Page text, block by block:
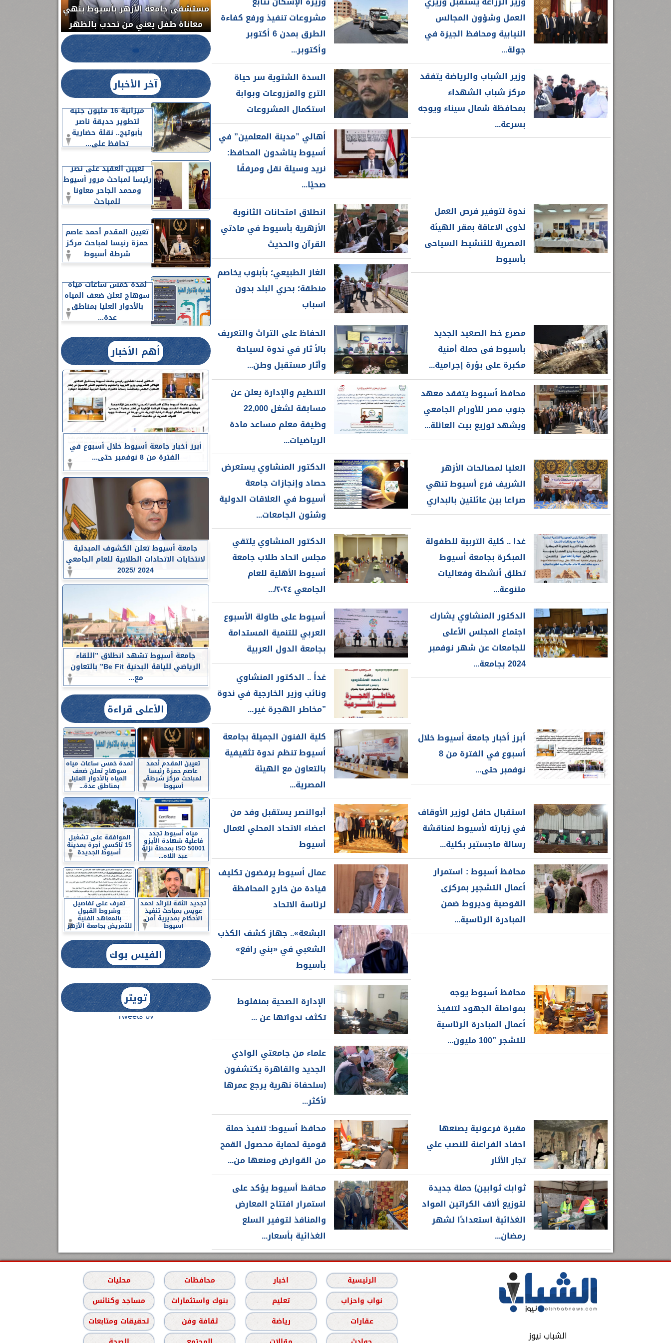
العمل وشؤون المجالس
النيابية ومحافظ الجيزة في
جولة...
مشروعات تنفيذ ورفع كفاءة
الطرق بمدن 6 أكتوبر
وأكتوبر...
وزير الشباب والرياضة يتفقد
مركز شباب الشهداء
بمحافظة شمال سيناء ويوجه
بسرعة...
السدة الشتوية سر حياة
الترع والمزروعات وبوابة
استكمال المشروعات
أهالي ”مدينة المعلمين” في
أسيوط يناشدون المحافظ:
نريد وسيلة نقل ومرفقًا
صحيًا...
ندوة لتوفير فرص العمل
لذوى الاعاقة بمقر الهيئة
المصرية للتنشيط السياحى
بأسيوط
انطلاق امتحانات الثانوية
الأزهرية بأسيوط في مادتي
القرآن والحديث
الغاز الطبيعي؛ بأبنوب يخاصم
منطقة؛ بحري البلد بدون
اسباب
مصرع خط الصعيد الجديد
بأسيوط فى حملة أمنية
مكبرة على بؤرة إجرامية...
الحفاظ على التراث والتعريف
بالأ ثار في ندوة لسياحة
وأثار مستقبل وطن...
محافظ أسيوط يتفقد معهد
جنوب مصر للأورام الجامعي
ويشهد توزيع بيت العائلة...
التنظيم والإدارة يعلن عن
مسابقة لشغل 22,000
وظيفة معلم مساعد مادة
الرياضيات...
العليا لمصالحات الأزهر
الشريف فرع أسيوط تنهي
صراعا بين عائلتين بالبداري
الدكتور المنشاوي يستعرض
حصاد وإنجازات جامعة
أسيوط في العلاقات الدولية
وشئون الجامعات...
غدا .. كلية التربية للطفولة
المبكرة بجامعة أسيوط
تطلق أنشطة وفعاليات
متنوعة...
الدكتور المنشاوي يلتقي
مجلس اتحاد طلاب جامعة
أسيوط الأهلية للعام
الجامعي ٢٠٢٤/...
الدكتور المنشاوي يشارك
اجتماع المجلس الأعلى
للجامعات عن شهر نوفمبر
2024 بجامعة...
أسيوط على طاولة الأسبوع
العربي للتنمية المستدامة
بجامعة الدول العربية
غداً .. الدكتور المنشاوي
ونائب وزير الخارجية في ندوة
”مخاطر الهجرة غير...
أبرز أخبار جامعة أسيوط خلال
أسبوع في الفترة من 8
نوفمبر حتى...
كلية الفنون الجميلة بجامعة
أسيوط تنظم ندوة تثقيفية
بالتعاون مع الهيئة
المصرية...
استقبال حافل لوزير الأوقاف
في زيارته لأسيوط لمناقشة
رسالة ماجستير بكلية...
أبوالنصر يستقبل وفد من
اعضاء الاتحاد المحلي لعمال
أسيوط
محافظ أسيوط : استمرار
أعمال التشجير بمركزى
القوصية وديروط ضمن
المبادرة الرئاسية...
عمال أسيوط يرفضون تكليف
قيادة من خارج المحافظة
لرئاسة الاتحاد
البشعة».. جهاز كشف الكذب
الشعبي في «بني رافع»
بأسيوط
محافظ أسيوط يوجه
بمواصلة الجهود لتنفيذ
أعمال المبادرة الرئاسية
للتشجر ”100 مليون...
الإدارة الصحية بمنفلوط
تكثف ندواتها عن ...
علماء من جامعتي الوادي
الجديد والقاهرة يكتشفون
(سلحفاة نهرية يرجع عمرها
لأكثر...
مقبرة فرعونية يصنعها
احفاد الفراعنة للنصب علي
تجار الأثار
محافظ أسيوط: تنفيذ حملة
قومية لحماية محصول القمح
من القوارض ومنعها من...
ثوابك ثوابين) حملة جديدة
لتوزيع ألاف الكراتين المواد
الغذائية استعدادًا لشهر
رمضان...
محافظ أسيوط يؤكد على
استمرار افتتاح المعارض
والمنافذ لتوفير السلع
الغذائية بأسعار...
مستشفى جامعة الأزهر بأسيوط ينهي
معاناة طفل يعني من تحدب بالظهر
الدواء المصرية يشن حملة رقابية مكبرة
لضبط المنشآت الطبية المخالفة.....
والحنجرة ينجح في استئصال ورم خبيث
من... جديد بمستشفيات الجامعة... ...
آخر الأخبار
ميزانية 16 مليون جنيه
لتطوير حديقة ناصر
بأبوتيج.. نقلة حضارية
تحافظ على...
تعيين العقيد على نصر
رئيسا لمباحث مرور أسيوط
ومحمد الجاحر معاونا
للمباحث
تعيين المقدم أحمد عاصم
حمزة رئيسا لمباحث مركز
شرطة أسيوط
لمدة خمس ساعات مياه
سوهاج تعلن ضعف المياه
بالأدوار العليا بمناطق
عدة...
أهم الأخبار
أبرز أخبار جامعة أسيوط خلال أسبوع في
الفترة من 8 نوفمبر حتى...
جامعة أسيوط تعلن الكشوف المبدئية
لانتخابات الاتحادات الطلابية للعام الجامعي
2024 /2025
جامعة أسيوط تشهد انطلاق ”اللقاء
الرياضي للياقة البدنية Be Fit” بالتعاون
مع...
الأعلى قراءة
تعيين المقدم أحمد
عاصم حمزة رئيسا
لمباحث مركز شرطة
أسيوط
لمدة خمس ساعات مياه
سوهاج تعلن ضعف
المياه بالأدوار العليا
بمناطق عدة...
مياه أسيوط تجدد
فاعلية شهادة الأيزو
ISO 50001 بمحطة نزلة
عبد اللاه...
الموافقة على تشغيل
15 تاكسي أجرة بمدينة
أسيوط الجديدة
تجديد الثقة للرائد احمد
عويس بمباحث تنفيذ
الأحكام بمديرية أمن
أسيوط
تعرف على تفاصيل
وشروط القبول
بالمعاهد الفنية
للتمريض بجامعة الأزهر
الفيس بوك
تويتر
Tweets by
الشباب نيوز
الرئيسية اخبار محافظات
محليات
نواب واحزاب
تعليم بنوك واستثمارات
مساجد وكنائس
عقارات
رياضة ثقافة وفن
تحقيقات ومتابعات